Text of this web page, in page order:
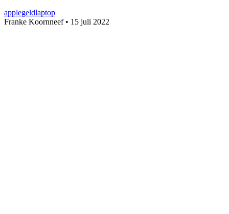
applegeldlaptop
Franke Koornneef• 15 juli 2022